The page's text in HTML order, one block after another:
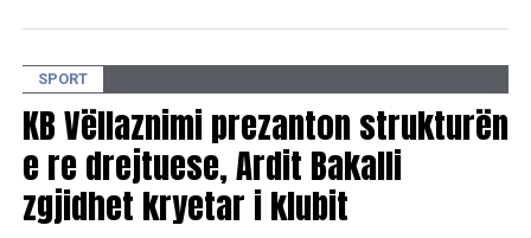
rëndësishme në repartin sulmues dhe nuk mund t’i
Pikërisht kjo situatë ka nxitur interesimin e Fenerbahçes, e
cila shpreson të përfitojë nga pasiguria rreth rolit të
brazilianit në skuadrën madrilene dhe ta bindë atë të
vazhdojë karrierën në Superligën turke.
SPORT
KB Vëllaznimi prezanton strukturën
e re drejtuese, Ardit Bakalli
zgjidhet kryetar i klubit